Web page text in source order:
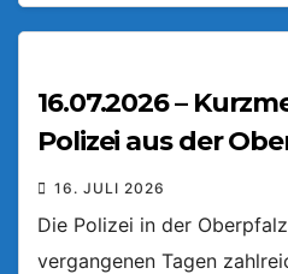
16.07.2026 –
Polizei aus der
16. JULI 2026
Die Polizei in der
vergangenen Tagen